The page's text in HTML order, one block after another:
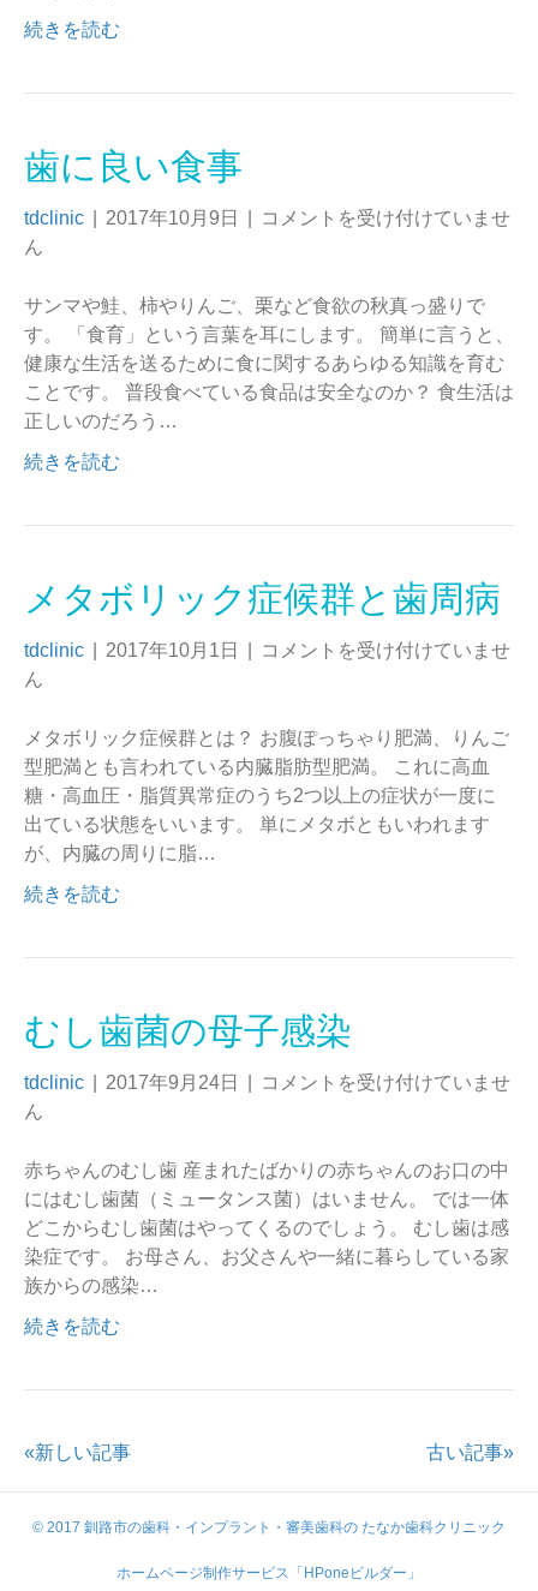
続きを読む
歯に良い食事
tdclinic 2017年10月9日
コメントを受け付けていませ
ん
サンマや鮭、柿やりんご、栗など食欲の秋真っ盛りで
す。 「食育」という言葉を耳にします。 簡単に言うと、
健康な生活を送るために食に関するあらゆる知識を育む
ことです。 普段食べている食品は安全なのか？ 食生活は
正しいのだろう…
続きを読む
メタボリック症候群と歯周病
tdclinic 2017年10月1日
コメントを受け付けていませ
ん
メタボリック症候群とは？ お腹ぽっちゃり肥満、りんご
型肥満とも言われている内臓脂肪型肥満。 これに高血
糖・高血圧・脂質異常症のうち2つ以上の症状が一度に
出ている状態をいいます。 単にメタボともいわれます
が、内臓の周りに脂…
続きを読む
むし歯菌の母子感染
tdclinic 2017年9月24日
コメントを受け付けていませ
ん
赤ちゃんのむし歯 産まれたばかりの赤ちゃんのお口の中
にはむし歯菌（ミュータンス菌）はいません。 では一体
どこからむし歯菌はやってくるのでしょう。 むし歯は感
染症です。 お母さん、お父さんや一緒に暮らしている家
族からの感染…
続きを読む
«新しい記事 古い記事»
© 2017 釧路市の歯科・インプラント・審美歯科の たなか歯科クリニック
ホームページ制作サービス「HPoneビルダー」